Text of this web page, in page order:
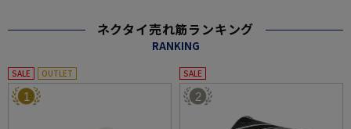
ネクタイ売れ筋ランキング
RANKING
SALE OUTLET
1
SALE
2